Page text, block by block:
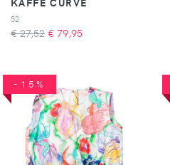
52
€ 27,52 € 79,95
-15%